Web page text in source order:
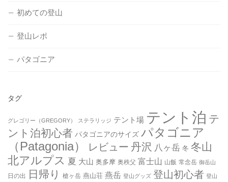
初めての登山
登山レポ
パタゴニア
タグ
グレゴリー（GREGORY） ステラリッジ テント場 テント泊 テ
ント泊初心者 パタゴニアのサイズ パタゴニア
（Patagonia）
レビュー 丹沢 八ヶ岳 冬 冬山
北アルプス 夏 大山 奥多摩 奥秩父 富士山 山飯 常念岳 御岳山
日の出 日帰り 槍ヶ岳 燕山荘 燕岳 登山グッズ 登山初心者 登山